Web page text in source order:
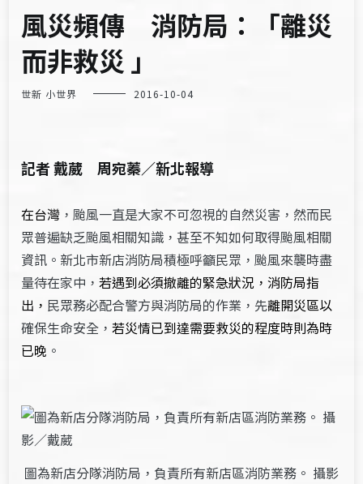
風災頻傳 消防局：「離災
而非救災 」
世新 小世界 2016-10-04
記者 戴葳 周宛蓁／新北報導
在台灣 ，颱風一直是大家不可忽視的自然災害，然而民
眾普遍缺乏颱風相關知識，甚至不知如何取得颱風相關
資訊。新北市新店消防局積極呼籲民眾，颱風來襲時盡
量待在家中，若遇到必須撤離的緊急狀況，消防局指
出， 民眾務必配合警方與消防局的作業，先離開災區以
確保生命安全，若災情已到達需要救災的程度時則為時
已晚 。
圖為新店分隊消防局，負責所有新店區消防業務。 攝影